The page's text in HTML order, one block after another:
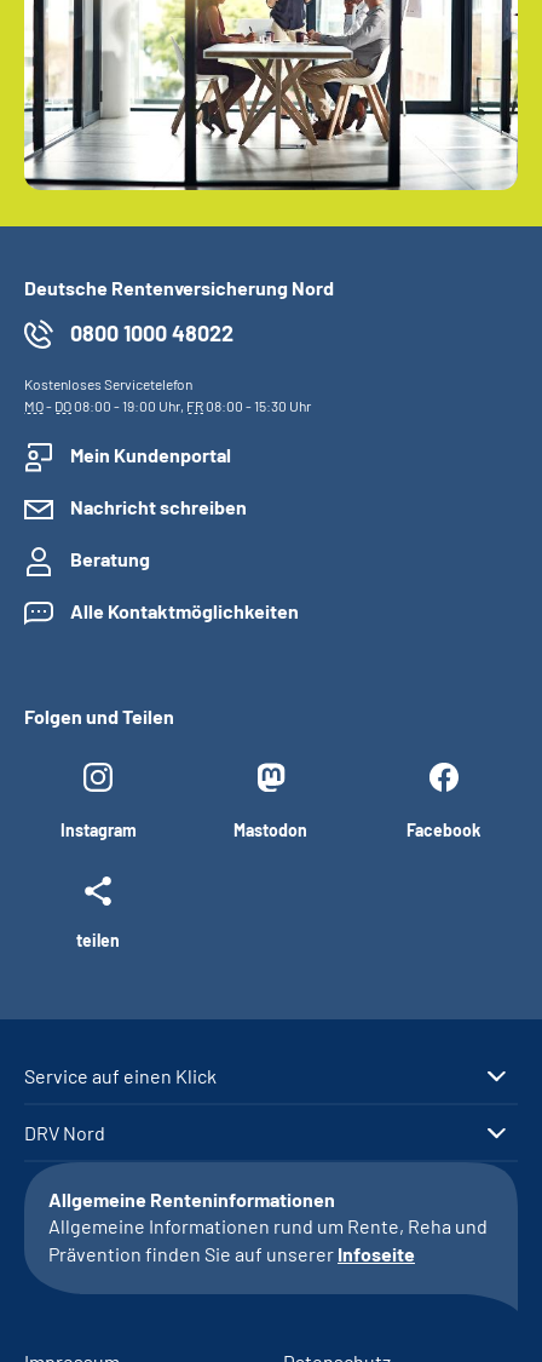
Deutsche Rentenversicherung Nord
0800 1000 48022
Kostenloses Servicetelefon
MO- DO08:00 - 19:00 Uhr, FR08:00 - 15:30 Uhr
Mein Kundenportal
Nachricht schreiben
Beratung
Alle Kontaktmöglichkeiten
Folgen und Teilen
Instagram Mastodon Facebook
teilen
Service auf einen Klick
DRV Nord
Allgemeine Renteninformationen
Allgemeine Informationen rund um Rente, Reha und
Prävention finden Sie auf unserer Infoseite